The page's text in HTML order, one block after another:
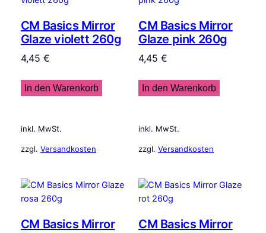
CM Basics Mirror
Glaze violett 260g
4,45 €
In den Warenkorb
inkl. MwSt.
zzgl. Versandkosten
CM Basics Mirror
Glaze pink 260g
4,45€
In den Warenkorb
inkl. MwSt.
zzgl.Versandkosten
CM Basics Mirror
CM Basics Mirror